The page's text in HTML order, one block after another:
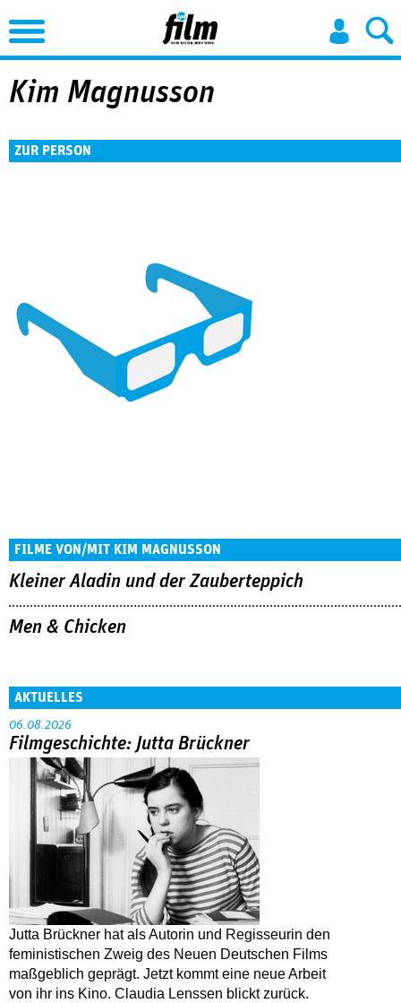
Jump to Navigation
Kim Magnusson
ZUR PERSON
FILME VON/MIT KIM MAGNUSSON
Kleiner Aladin und der Zauberteppich
Men & Chicken
AKTUELLES
06.08.2026
Filmgeschichte: Jutta Brückner
Jutta Brückner hat als Autorin und Regisseurin den
feministischen Zweig des Neuen Deutschen Films
maßgeblich geprägt. Jetzt kommt eine neue Arbeit
von ihr ins Kino. Claudia Lenssen blickt zurück.